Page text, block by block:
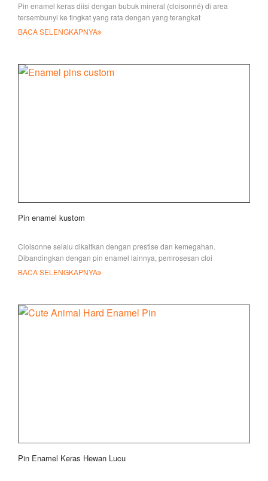
Pin enamel keras diisi dengan bubuk mineral (cloisonné) di area
tersembunyi ke tingkat yang rata dengan yang terangkat
BACA SELENGKAPNYA
Pin enamel kustom
Cloisonne selalu dikaitkan dengan prestise dan kemegahan.
Dibandingkan dengan pin enamel lainnya, pemrosesan cloi
BACA SELENGKAPNYA
Pin Enamel Keras Hewan Lucu